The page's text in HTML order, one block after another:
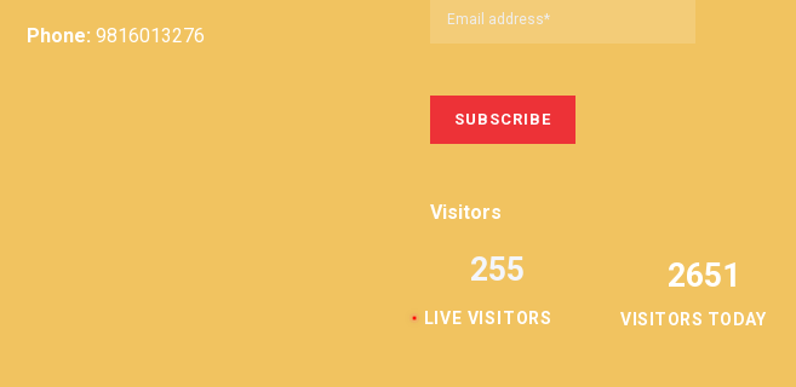
Phone: 9816013276
Visitors
LIVE VISITORS
255 2651
VISITORS TODAY